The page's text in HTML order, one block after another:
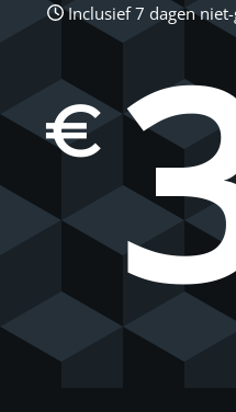
Inclusief 7 dagen
€